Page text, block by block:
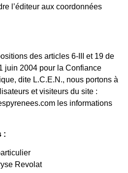
l’éditeur aux coordonnées
des articles 6-III et 19 de
juin 2004 pour la Confiance
dite L.C.E.N., nous portons à
et visiteurs du site :
les informations
:
Revolat